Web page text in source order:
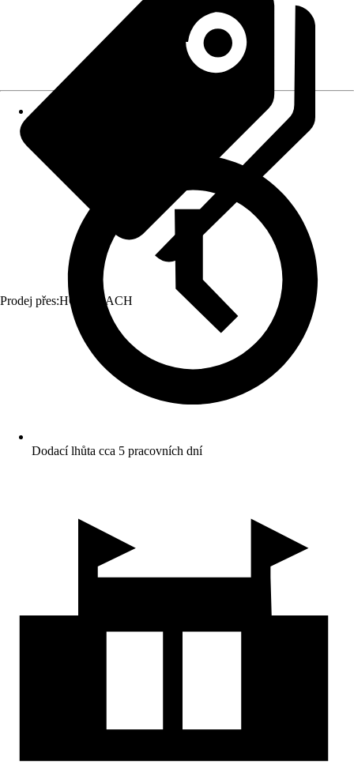
Prodej přes:HORNBACH
Dodací lhůta cca 5 pracovních dní